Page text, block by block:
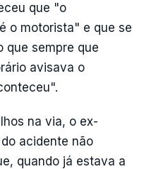
que "o
o motorista" e que se
que sempre que
avisava o
na via, o ex-
acidente não
quando já estava a